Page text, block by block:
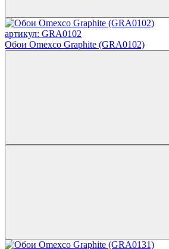
артикул: GRA0102
Обои Omexco Graphite (GRA0102)